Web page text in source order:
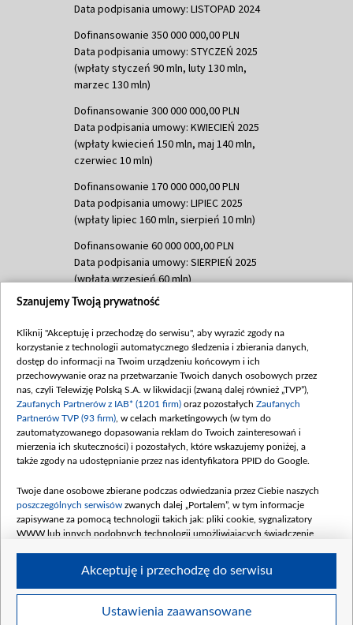
Data podpisania umowy: LISTOPAD 2024
Dofinansowanie 350 000 000,00 PLN
Data podpisania umowy: STYCZEŃ 2025
(wpłaty styczeń 90 mln, luty 130 mln,
marzec 130 mln)
Dofinansowanie 300 000 000,00 PLN
Data podpisania umowy: KWIECIEŃ 2025
(wpłaty kwiecień 150 mln, maj 140 mln,
czerwiec 10 mln)
Dofinansowanie 170 000 000,00 PLN
Data podpisania umowy: LIPIEC 2025
(wpłaty lipiec 160 mln, sierpień 10 mln)
Dofinansowanie 60 000 000,00 PLN
Data podpisania umowy: SIERPIEŃ 2025
(wpłata wrzesień 60 mln)
Dofinansowanie 635 783 051,21 PLN
(wpłata wrzesień 100 mln, październik 350
mln, listopad 265 mln)
Dofinansowanie 48 862 000,00 PLN
Data podpisania umowy: GRUDZIEŃ 2025
(wpłata grudzień 60,548 mln)
Dofinansowanie 900 000 000,00 PLN
Data podpisania umowy: LUTY 2026 (wpłata
kwiecień 180 mln, 7 maja 180 mln, 8
czerwca 90 mln)
Dofinansowanie 250 000 000,00 PLN
4 sierpnia 250 mln
Szanujemy Twoją prywatność
Kliknij "Akceptuję i przechodzę do serwisu", aby wyrazić zgody na
korzystanie z technologii automatycznego śledzenia i zbierania danych,
dostęp do informacji na Twoim urządzeniu końcowym i ich
przechowywanie oraz na przetwarzanie Twoich danych osobowych przez
nas, czyli Telewizję Polską S.A. w likwidacji (zwaną dalej również „TVP”),
Zaufanych Partnerów z IAB* (1201 firm) oraz pozostałych Zaufanych
Partnerów TVP (93 firm) , w celach marketingowych (w tym do
zautomatyzowanego dopasowania reklam do Twoich zainteresowań i
mierzenia ich skuteczności) i pozostałych, które wskazujemy poniżej, a
także zgody na udostępnianie przez nas identyfikatora PPID do Google.
Twoje dane osobowe zbierane podczas odwiedzania przez Ciebie naszych
poszczególnych serwisów zwanych dalej „Portalem”, w tym informacje
zapisywane za pomocą technologii takich jak: pliki cookie, sygnalizatory
WWW lub innych podobnych technologii umożliwiających świadczenie
Twoje dane osobowe zbierane podczas odwiedzania przez Ciebie
Ustawienia zaawansowane
Akceptuję i przechodzę do serwisu